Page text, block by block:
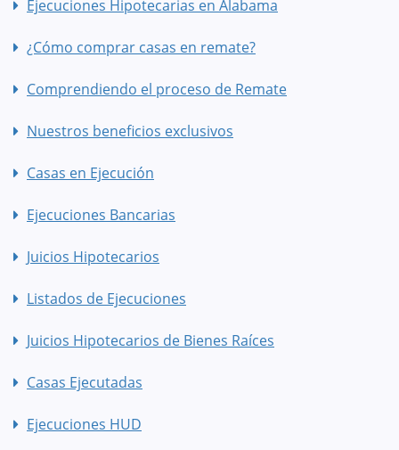
Ejecuciones Hipotecarias en Alabama
¿Cómo comprar casas en remate?
Comprendiendo el proceso de Remate
Nuestros beneficios exclusivos
Casas en Ejecución
Ejecuciones Bancarias
Juicios Hipotecarios
Listados de Ejecuciones
Juicios Hipotecarios de Bienes Raíces
Casas Ejecutadas
Ejecuciones HUD